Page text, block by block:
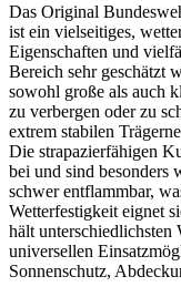
Das Original
ist ein vielseitiges,
Eigenschaften und
Bereich sehr geschätzt
sowohl große als auch
zu verbergen oder zu
extrem stabilen
Die strapazierfähigen
bei und sind besonders
schwer entflammbar,
Wetterfestigkeit eignet
hält unterschiedlichsten
universellen
Sonnenschutz,